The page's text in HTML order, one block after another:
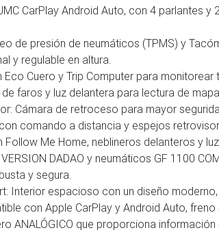
CarPlay Android Auto, con 4 parlantes y
de presión de neumáticos (TPMS) y
y regulable en altura.
Cuero y Trip Computer para monitorear
faros y luz delantera para lectura de
Cámara de retroceso para mayor
comando a distancia y espejos
Me Home, neblineros delanteros y
DADAO y neumáticos GF 1100
y segura.
Interior espacioso con un diseño
con Apple CarPlay y Android Auto,
ANALÓGICO que proporciona